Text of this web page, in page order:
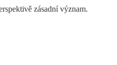
zásadní význam.